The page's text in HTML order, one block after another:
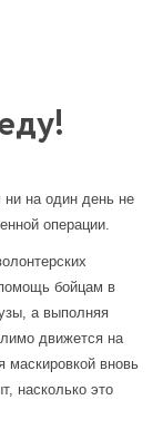
ни на один день не
операции.
бойцам в
а выполняя
движется на
вновь
насколько это